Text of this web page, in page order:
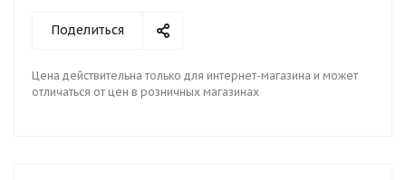
Поделиться
Цена действительна только для интернет-магазина и может
отличаться от цен в розничных магазинах